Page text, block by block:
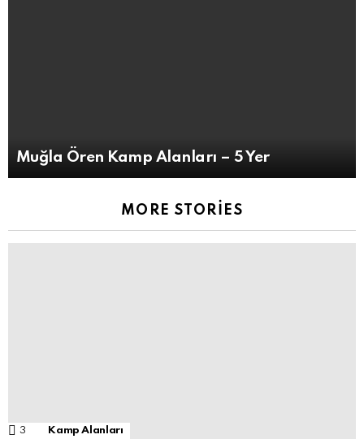
Muğla Ören Kamp Alanları – 5 Yer
MORE STORIES
3 Comments
Kamp Alanları